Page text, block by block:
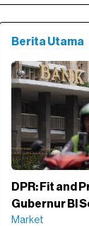
Berita Utama
DPR: Fit and
Gubernur BI
Market